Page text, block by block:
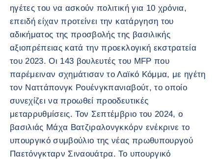
ηγέτες του να ασκούν πολιτική για 10 χρόνια,
επειδή είχαν προτείνει την κατάργηση του
αδικήματος της προσβολής της βασιλικής
αξιοπρέπειας κατά την προεκλογική εκστρατεία
του 2023. Οι 143 βουλευτές του MFP που
παρέμειναν σχημάτισαν το Λαϊκό Κόμμα, με ηγέτη
τον Ναττάπονγκ Ρουένγκπανιαβούτ, το οποίο
συνεχίζει να προωθεί προοδευτικές
μεταρρυθμίσεις. Τον Σεπτέμβριο του 2024, ο
βασιλιάς Μάχα Βατζιραλονγκκόρν ενέκρινε το
υπουργικό συμβούλιο της νέας πρωθυπουργού
Παετόνγκταρν Σιναουάτρα. Το υπουργικό